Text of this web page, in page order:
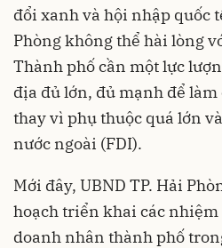
đổi xanh và hội nhập quốc
Phòng không thể hài lòng
Thành phố cần một lực
địa đủ lớn, đủ mạnh để
thay vì phụ thuộc quá lớn
nước ngoài (FDI).
Mới đây, UBND TP. Hải
hoạch triển khai các
doanh nhân thành phố